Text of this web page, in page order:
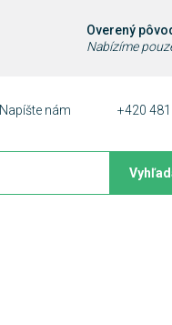
Overený
Nabízíme
Napíšte nám +420